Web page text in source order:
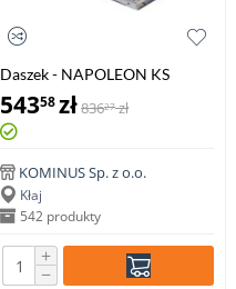
Daszek - NAPOLEON KS
400x400mm
54358zł83627 zł
KOMINUS Sp. z o.o.
Kłaj
542 produkty
+
−